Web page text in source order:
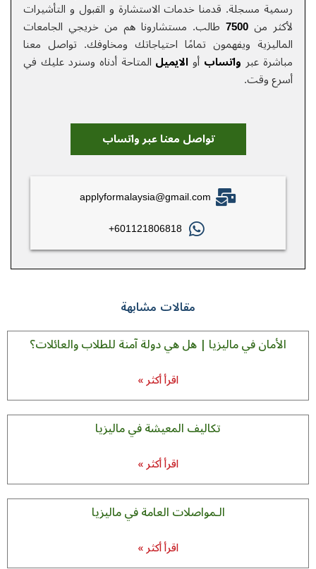
رسمية مسجلة. قدمنا خدمات الاستشارة و القبول و التأشيرات
لأكثر من 7500 طالب. مستشارونا هم من خريجي الجامعات
الماليزية ويفهمون تمامًا احتياجاتك ومخاوفك. تواصل معنا
مباشرة عبر واتساب أو الایمیل المتاحة أدناه وسنرد عليك في
أسرع وقت.
تواصل معنا عبر واتساب
applyformalaysia@gmail.com
601121806818+
مقالات مشابهة
الأمان في ماليزيا | هل هي دولة آمنة للطلاب والعائلات؟
اقرأ أكثر »
تکالیف المعیشة في ماليزيا
اقرأ أكثر »
الـمواصلات العامة في ماليزيا
اقرأ أكثر »